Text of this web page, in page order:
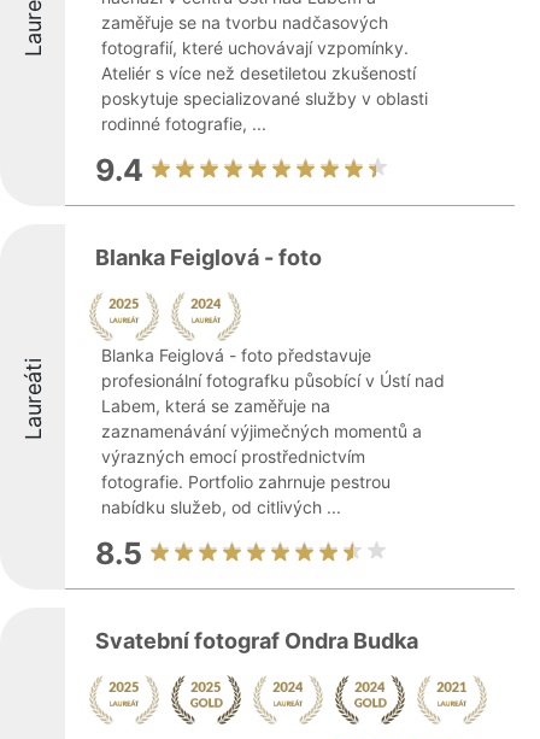
zaměřuje se na tvorbu nadčasových
fotografií, které uchovávají vzpomínky.
Ateliér s více než desetiletou zkušeností
poskytuje specializované služby v oblasti
rodinné fotografie, ...
9.4
Laureáti
Blanka Feiglová - foto
Blanka Feiglová - foto představuje
profesionální fotografku působící v Ústí nad
Labem, která se zaměřuje na
zaznamenávání výjimečných momentů a
výrazných emocí prostřednictvím
fotografie. Portfolio zahrnuje pestrou
nabídku služeb, od citlivých ...
8.5
Svatební fotograf Ondra Budka